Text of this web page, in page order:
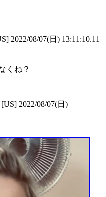
2022/08/07(日) 13:11:10.11
くね？
2022/08/07(日)